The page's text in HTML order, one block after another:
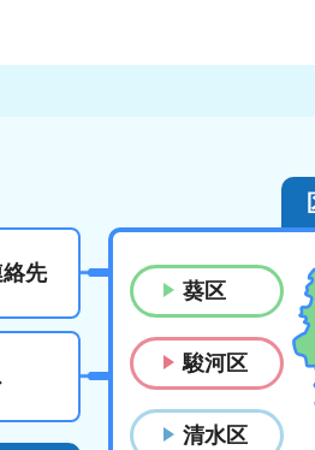
先
葵区
駿河区
清水区